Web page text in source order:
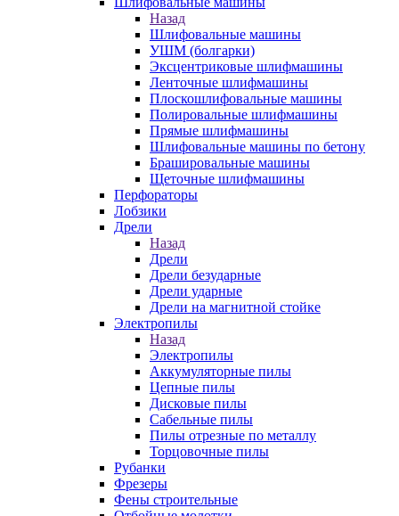
Назад
Шлифовальные машины
УШМ (болгарки)
Эксцентриковые шлифмашины
Ленточные шлифмашины
Плоскошлифовальные машины
Полировальные шлифмашины
Прямые шлифмашины
Шлифовальные машины по бетону
Брашировальные машины
Щеточные шлифмашины
Перфораторы
Лобзики
Дрели
Назад
Дрели
Дрели безударные
Дрели ударные
Дрели на магнитной стойке
Электропилы
Назад
Электропилы
Аккумуляторные пилы
Цепные пилы
Дисковые пилы
Сабельные пилы
Пилы отрезные по металлу
Торцовочные пилы
Рубанки
Фрезеры
Фены строительные